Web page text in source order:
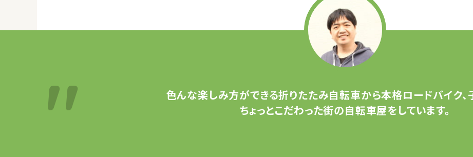
色んな楽しみ方ができる折りたたみ自転車から本格ロードバイク、
ちょっとこだわった街の自転車屋をしています。